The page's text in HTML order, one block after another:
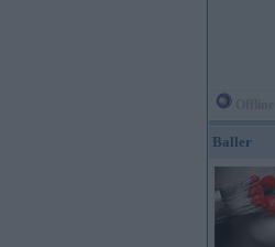
Baller